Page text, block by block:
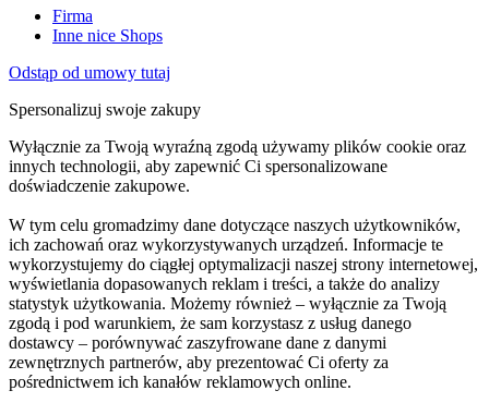
Firma
Inne nice Shops
Odstąp od umowy tutaj
Spersonalizuj swoje zakupy
Wyłącznie za Twoją wyraźną zgodą używamy plików cookie oraz
innych technologii, aby zapewnić Ci spersonalizowane
doświadczenie zakupowe.
W tym celu gromadzimy dane dotyczące naszych użytkowników,
ich zachowań oraz wykorzystywanych urządzeń. Informacje te
wykorzystujemy do ciągłej optymalizacji naszej strony internetowej,
wyświetlania dopasowanych reklam i treści, a także do analizy
statystyk użytkowania. Możemy również – wyłącznie za Twoją
zgodą i pod warunkiem, że sam korzystasz z usług danego
dostawcy – porównywać zaszyfrowane dane z danymi
zewnętrznych partnerów, aby prezentować Ci oferty za
pośrednictwem ich kanałów reklamowych online.